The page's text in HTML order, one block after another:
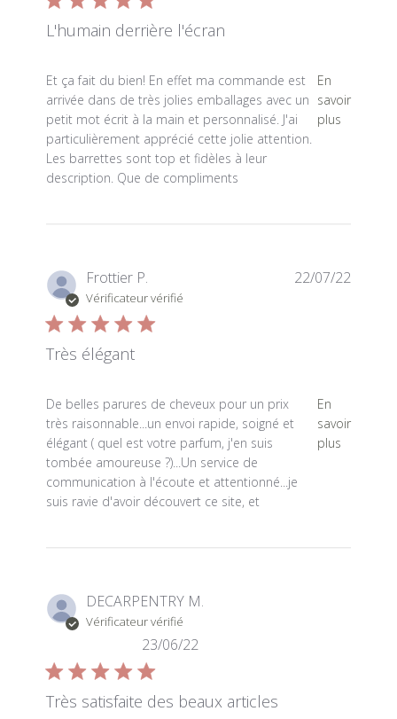
L'humain derrière l'écran
Et ça fait du bien! En effet ma commande est
arrivée dans de très jolies emballages avec un
petit mot écrit à la main et personnalisé. J'ai
particulièrement apprécié cette jolie attention.
Les barrettes sont top et fidèles à leur
description. Que de compliments
En
savoir
plus
read more about review content Et ça fait du bien! En
Frottier P.
Vérificateur vérifié
Très élégant
De belles parures de cheveux pour un prix
très raisonnable...un envoi rapide, soigné et
élégant ( quel est votre parfum, j'en suis
tombée amoureuse ?)...Un service de
communication à l'écoute et attentionné...je
suis ravie d'avoir découvert ce site, et
En
savoir
plus
read more about review content De belles parures de
22/07/22
DECARPENTRY M.
Vérificateur vérifié
Très satisfaite des beaux articles
23/06/22